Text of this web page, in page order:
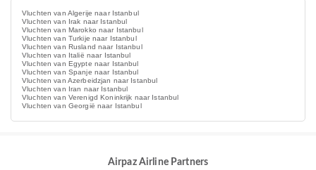
Vluchten van Algerije naar Istanbul
Vluchten van Irak naar Istanbul
Vluchten van Marokko naar Istanbul
Vluchten van Turkije naar Istanbul
Vluchten van Rusland naar Istanbul
Vluchten van Italië naar Istanbul
Vluchten van Egypte naar Istanbul
Vluchten van Spanje naar Istanbul
Vluchten van Azerbeidzjan naar Istanbul
Vluchten van Iran naar Istanbul
Vluchten van Verenigd Koninkrijk naar Istanbul
Vluchten van Georgië naar Istanbul
Airpaz Airline Partners